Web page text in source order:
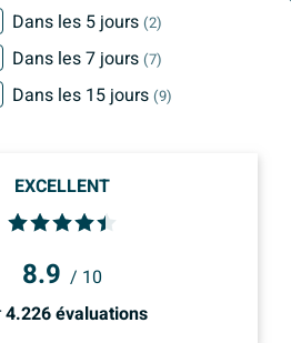
Dans les 5 jours (2)
Dans les 7 jours (7)
Dans les 15 jours (9)
EXCELLENT
8.9 / 10
4.226évaluations